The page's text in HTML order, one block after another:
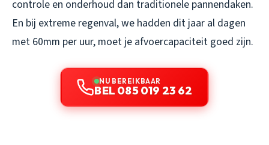
controle en onderhoud dan traditionele pannendaken.
En bij extreme regenval, we hadden dit jaar al dagen
met 60mm per uur, moet je afvoercapaciteit goed zijn.
NU BEREIKBAAR
BEL 085 019 23 62